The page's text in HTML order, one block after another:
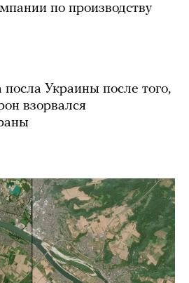
по производству
посла Украины после того,
взорвался